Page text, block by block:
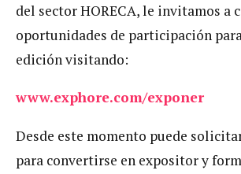
del sector HORECA, le invitamos a
oportunidades de participación
edición visitando:
www.exphore.com/exponer
Desde este momento puede
para convertirse en expositor y